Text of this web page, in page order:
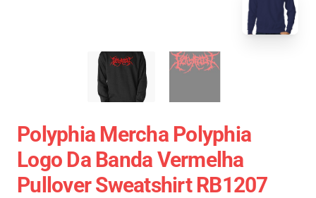
Polyphia Mercha Polyphia
Logo Da Banda Vermelha
Pullover Sweatshirt RB1207